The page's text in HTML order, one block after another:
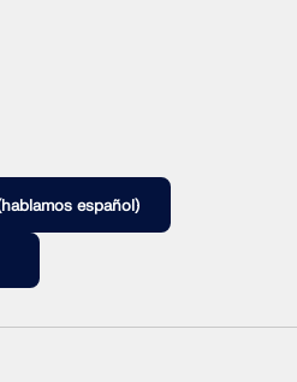
español)